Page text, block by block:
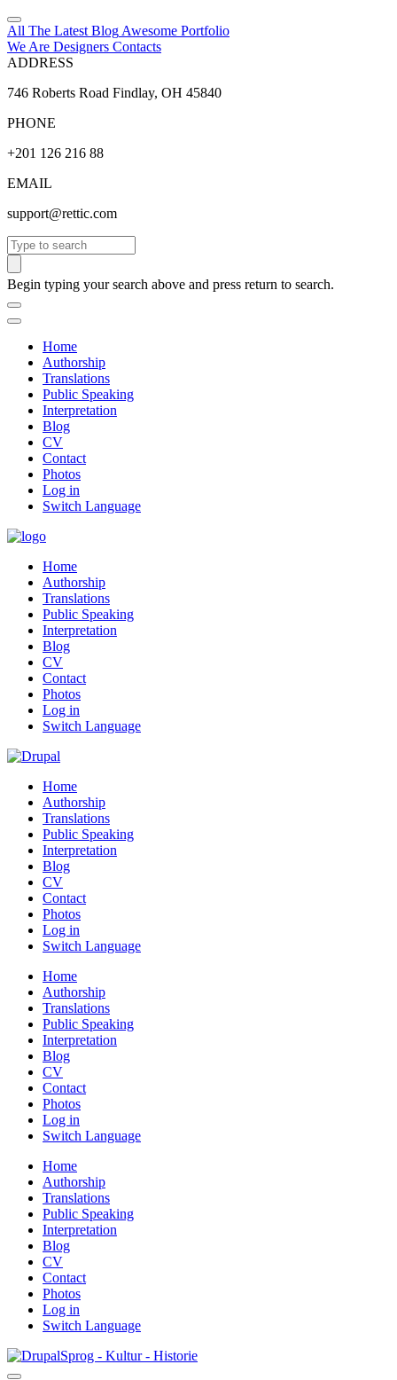
All The Latest Blog Awesome Portfolio
We Are Designers Contacts
ADDRESS
746 Roberts Road Findlay, OH 45840
PHONE
+201 126 216 88
EMAIL
support@rettic.com
Search
Begin typing your search above and press return to search.
Home
Authorship
Translations
Public Speaking
Interpretation
Blog
CV
Contact
Photos
Log in
Switch Language
Home
Authorship
Translations
Public Speaking
Interpretation
Blog
CV
Contact
Photos
Log in
Switch Language
Home
Authorship
Translations
Public Speaking
Interpretation
Blog
CV
Contact
Photos
Log in
Switch Language
Home
Authorship
Translations
Public Speaking
Interpretation
Blog
CV
Contact
Photos
Log in
Switch Language
Home
Authorship
Translations
Public Speaking
Interpretation
Blog
CV
Contact
Photos
Log in
Switch Language
Skip
to
Sprog - Kultur - Historie